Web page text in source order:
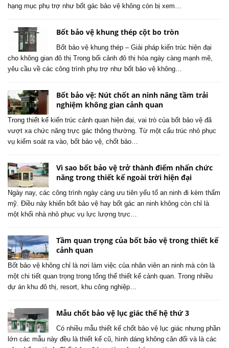
hạng mục phụ trợ như bốt gác bảo vệ không còn bị xem…
Bốt bảo vệ khung thép cột bo tròn
Bốt bảo vệ khung thép – Giải pháp kiến trúc hiện đại
cho không gian đô thị Trong bối cảnh đô thị hóa ngày càng mạnh mẽ,
yêu cầu về các công trình phụ trợ như bốt bảo vệ không…
Bốt bảo vệ: Nút chốt an ninh nâng tầm trải
nghiệm không gian cảnh quan
Trong thiết kế kiến trúc cảnh quan hiện đại, vai trò của bốt bảo vệ đã
vượt xa chức năng trực gác thông thường. Từ một cấu trúc nhỏ phục
vụ kiểm soát ra vào, bốt bảo vệ, chốt bảo…
Vì sao bốt bảo vệ trở thành điểm nhấn chức
năng trong thiết kế ngoài trời hiện đại
Ngày nay, các công trình ngày càng ưu tiên yếu tố an ninh đi kèm thẩm
mỹ. Điều này khiến bốt bảo vệ hay bốt gác an ninh không còn chỉ là
một khối nhà nhỏ phục vụ lực lượng trực…
Tầm quan trọng của bốt bảo vệ trong thiết kế
cảnh quan
Bốt bảo vệ không chỉ là nơi làm việc của nhân viên an ninh mà còn là
một chi tiết quan trọng trong tổng thể thiết kế cảnh quan. Trong nhiều
dự án khu đô thị, resort, khu công nghiệp…
Mẫu chốt bảo vệ lục giác thế hệ thứ 3
Có nhiều mẫu thiết kế chốt bảo vệ lục giác nhưng phần
lớn các mẫu này đều là thiết kế cũ, hình dáng không cân đối và là các